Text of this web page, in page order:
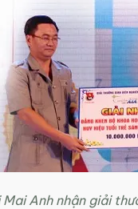
Mai Anh nhận giải